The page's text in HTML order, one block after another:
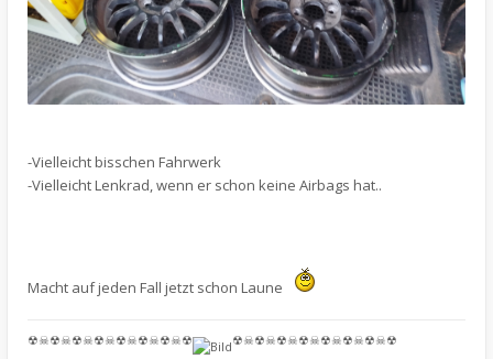
-Vielleicht bisschen Fahrwerk
-Vielleicht Lenkrad, wenn er schon keine Airbags hat..
Macht auf jeden Fall jetzt schon Laune
☢☠☢☠☢☠☢☠☢☠☢☠☢☠☢ ☢☠☢☠☢☠☢☠☢☠☢☠☢☠☢